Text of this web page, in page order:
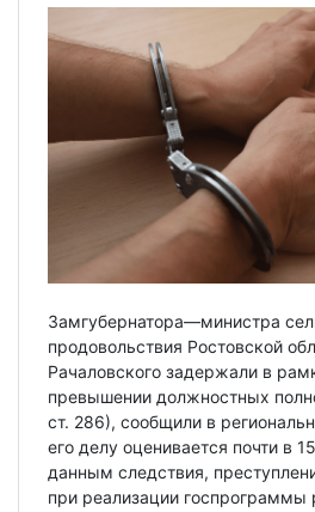
Замгубернатора—министра
продовольствия Ростовской
Рачаловского задержали в
превышении должностных
ст. 286), сообщили в
его делу оценивается почти в
данным следствия,
при реализации госпрограммы